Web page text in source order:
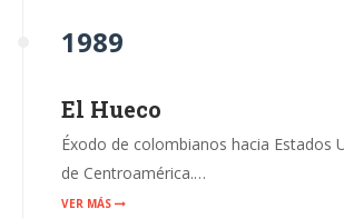
1989
El Hueco
Éxodo de colombianos hacia Estados
de Centroamérica.…
VER MÁS